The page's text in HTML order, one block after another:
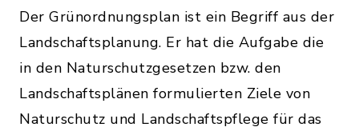
Der Grünordnungsplan ist ein Begriff aus der
Landschaftsplanung. Er hat die Aufgabe die
in den Naturschutzgesetzen bzw. den
Landschaftsplänen formulierten Ziele von
Naturschutz und Landschaftspflege für das